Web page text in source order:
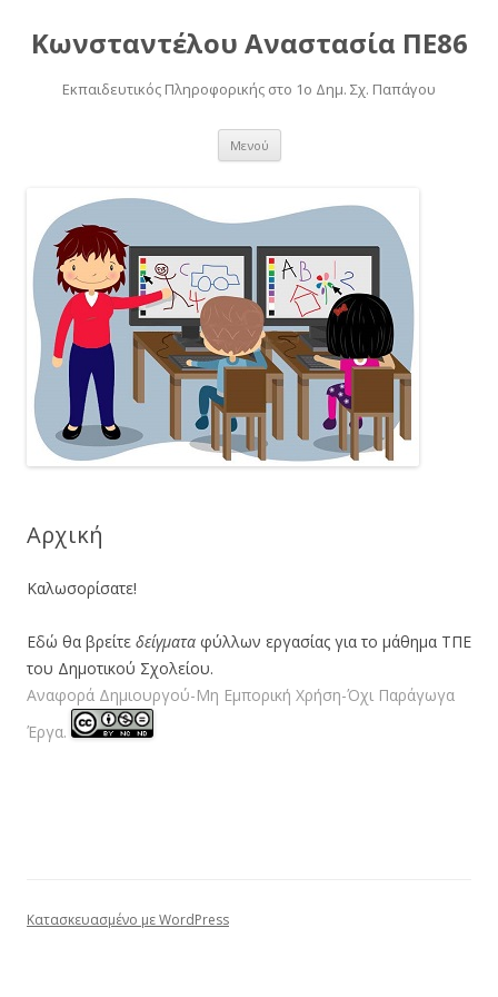
Κωνσταντέλου Αναστασία ΠΕ86
Εκπαιδευτικός Πληροφορικής στο 1o Δημ. Σχ. Παπάγου
Μενού Μετάβαση
περιεχόμενο
Αρχική
Καλωσορίσατε!
Εδώ θα βρείτε δείγματα φύλλων εργασίας για το μάθημα ΤΠΕ
του Δημοτικού Σχολείου.
Αναφορά Δημιουργού-Μη Εμπορική Χρήση-Όχι Παράγωγα
Έργα.
Κατασκευασμένο με WordPress